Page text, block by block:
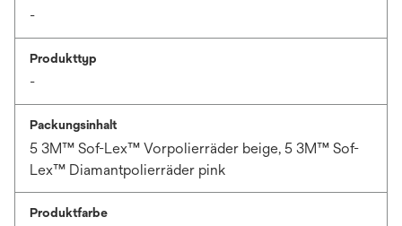
-
Produkttyp
-
Packungsinhalt
5 3M™ Sof-Lex™ Vorpolierräder beige, 5 3M™ Sof-
Lex™ Diamantpolierräder pink
Produktfarbe